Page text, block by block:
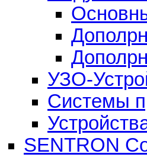
УЗО-
Системы
SENTRON